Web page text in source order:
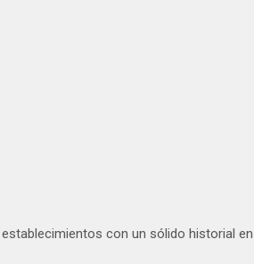
con un sólido historial